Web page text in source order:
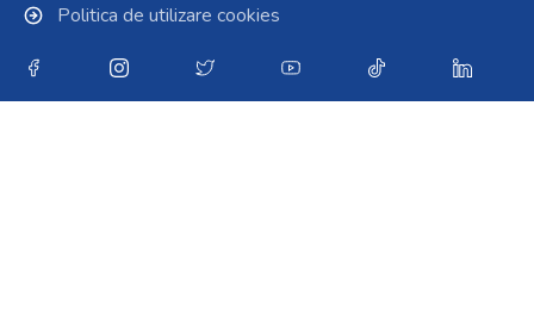
Politica de utilizare cookies